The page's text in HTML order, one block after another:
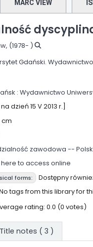
MARC VIEW
, (1978- )
Gdański. Wydawnictwo
: Wydawnictwo
dzień 15 V 2013 r.]
cm
zawodowa --
here to access online
forms: Dostępny
tags from this library for
rating: 0.0 (0 votes)
Title notes ( 3 )